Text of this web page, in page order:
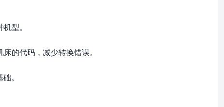
型。
的代码，减少转换错误。
。